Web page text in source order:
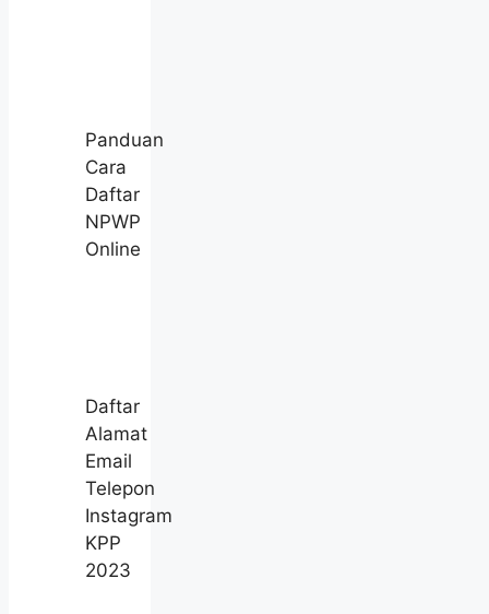
Panduan
Cara
Daftar
NPWP
Online
Daftar
Alamat
Email
Telepon
Instagram
KPP
2023